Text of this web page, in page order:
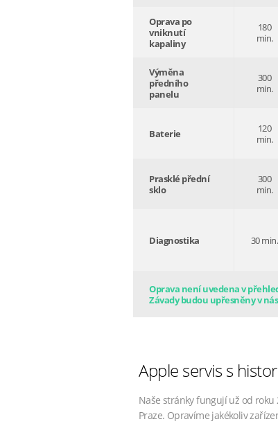
Oprava po
vniknutí
kapaliny
180
min.
Výměna
předního
panelu
300
min.
Baterie
120
min.
Prasklé přední
sklo
300
min.
Diagnostika 30 min.
Oprava není uvedena v
Závady budou upřesněny v
Apple servis s
Naše stránky fungují už od
Praze. Opravíme jakékoliv